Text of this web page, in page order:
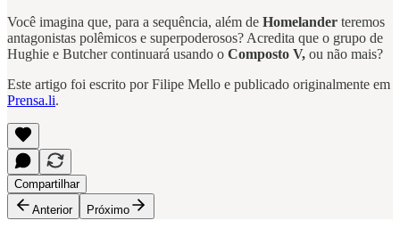
Você imagina que, para a sequência, além de Homelander teremos
antagonistas polêmicos e superpoderosos? Acredita que o grupo de
Hughie e Butcher continuará usando o Composto V, ou não mais?
Este artigo foi escrito por Filipe Mello e publicado originalmente em
Prensa.li.
Compartilhar
Anterior
Próximo